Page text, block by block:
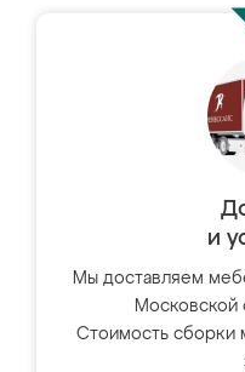
и
Мы доставляем
Московской
Стоимость сборки